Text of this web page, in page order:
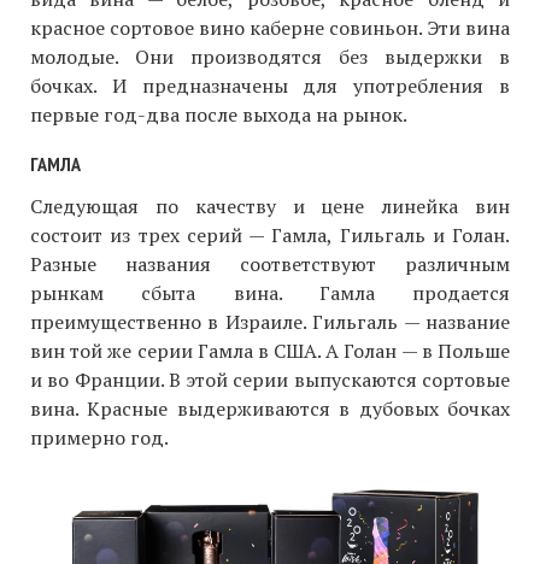
красное сортовое вино каберне совиньон. Эти вина
молодые. Они производятся без выдержки в
бочках. И предназначены для употребления в
первые год-два после выхода на рынок.
ГАМЛА
Следующая по качеству и цене линейка вин
состоит из трех серий — Гамла, Гильгаль и Голан.
Разные названия соответствуют различным
рынкам сбыта вина. Гамла продается
преимущественно в Израиле. Гильгаль — название
вин той же серии Гамла в США. А Голан — в Польше
и во Франции. В этой серии выпускаются сортовые
вина. Красные выдерживаются в дубовых бочках
примерно год.